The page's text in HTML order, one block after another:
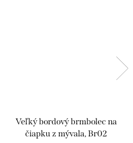
Veľký bordový brmbolec na
čiapku z mývala, Br02